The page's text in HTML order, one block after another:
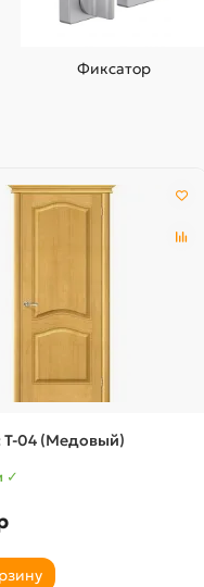
Фиксатор
Т-04 (Медовый)
✓